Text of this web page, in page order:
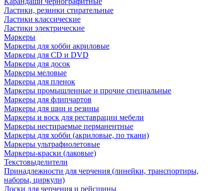
Ластики, резинки стирательные
Ластики классические
Ластики электрические
Маркеры
Маркеры для хобби акриловые
Маркеры для CD и DVD
Маркеры для досок
Маркеры меловые
Маркеры для пленок
Маркеры промышленные и прочие специальные
Маркеры для флипчартов
Маркеры для шин и резины
Маркеры и воск для реставрации мебели
Маркеры нестираемые перманентные
Маркеры для хобби (акриловые, по ткани)
Маркеры ультрафиолетовые
Маркеры-краски (лаковые)
Текстовыделители
Принадлежности для черчения (линейки, транспортиры,
наборы, циркули)
Доски для черчения и рейсшины